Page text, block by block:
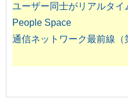
ユーザー同士がリアルタ
People Space
通信ネットワーク最前線（